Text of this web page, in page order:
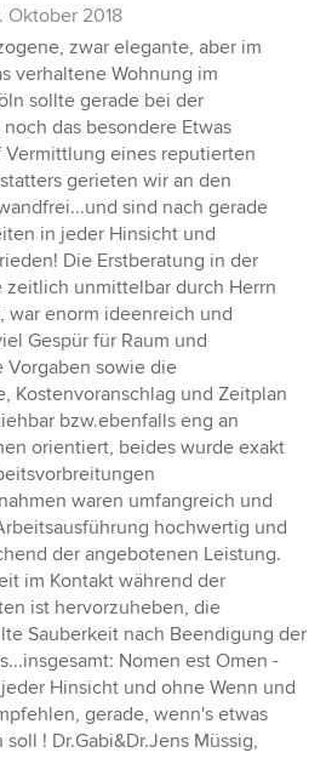
Oktober 2018
zwar elegante, aber im
verhaltene Wohnung im
sollte gerade bei der
das besondere Etwas
Vermittlung eines reputierten
gerieten wir an den
sind nach gerade
in jeder Hinsicht und
Die Erstberatung in der
zeitlich unmittelbar durch Herrn
war enorm ideenreich und
Gespür für Raum und
Vorgaben sowie die
Kostenvoranschlag und Zeitplan
bzw.ebenfalls eng an
orientiert, beides wurde exakt
waren umfangreich und
hochwertig und
der angebotenen Leistung.
im Kontakt während der
ist hervorzuheben, die
Sauberkeit nach Beendigung der
Nomen est Omen -
Hinsicht und ohne Wenn und
gerade, wenn's etwas
! Dr.Gabi&Dr.Jens Müssig,